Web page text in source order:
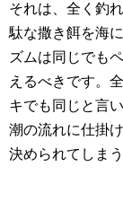
それは、全く釣
駄な撒き餌を海
ズムは同じでも
えるべきです。
キでも同じと言
潮の流れに仕掛
決められてしま